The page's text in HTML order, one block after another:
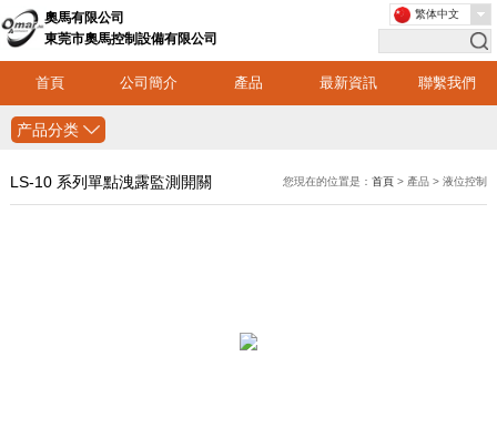
奧馬有限公司
東莞市奧馬控制設備有限公司
首頁 公司簡介 產品 最新資訊 聯繫我們
繁体中文
产品分类
LS-10 系列單點洩露監測開關 您現在的位置是：首頁 > 產品 > 液位控制